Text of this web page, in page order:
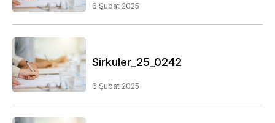
6 Şubat 2025
Sirkuler_25_0242
6 Şubat 2025